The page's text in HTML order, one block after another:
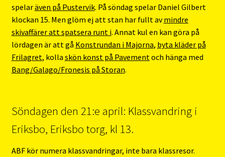
spelaräven på Pustervik. På söndag spelar Daniel Gilbert
klockan 15. Men glöm ej att stan har fullt avmindre
skivaffärer att spatsera runt i. Annat kul en kan göra på
lördagen är att gå Konstrundan i Majorna, byta kläder på
Frilagret, kolla skön konst på Pavementoch hänga med
Bang/Galago/Fronesis på Storan.
Söndagen den 21:e april: Klassvandring i
Eriksbo, Eriksbo torg, kl 13.
ABF kör numera klassvandringar, inte bara klassresor.